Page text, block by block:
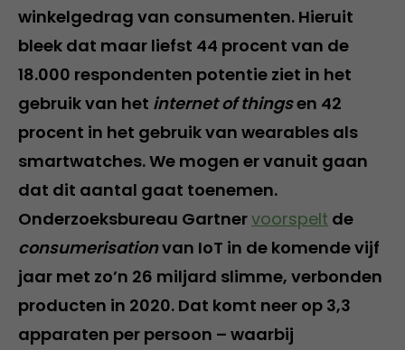
winkelgedrag van consumenten. Hieruit
bleek dat maar liefst 44 procent van de
18.000 respondenten potentie ziet in het
gebruik van het internet of thingsen 42
procent in het gebruik van wearables als
smartwatches. We mogen er vanuit gaan
dat dit aantal gaat toenemen.
Onderzoeksbureau Gartnervoorspelt de
consumerisationvan IoT in de komende vijf
jaar met zo’n 26 miljard slimme, verbonden
producten in 2020. Dat komt neer op 3,3
apparaten per persoon – waarbij